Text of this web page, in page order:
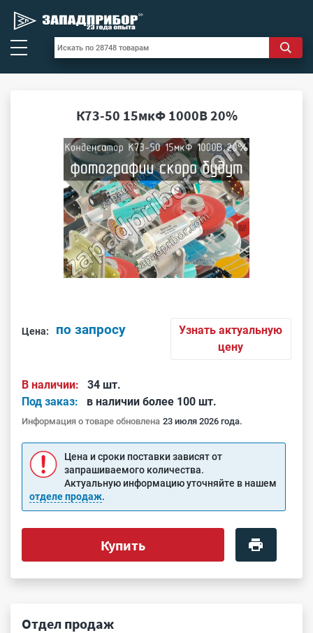
К73-50 15мкФ 1000В 20%
Цена: по запросу
Узнать актуальную
цену
В наличии:
34 шт.
Под заказ:
в наличии более 100 шт.
Информация о товаре обновлена 23 июля 2026 года.
Цена и сроки поставки зависят от
запрашиваемого количества.
Актуальную информацию уточняйте в нашем
отделе продаж.
Купить
Отдел продаж